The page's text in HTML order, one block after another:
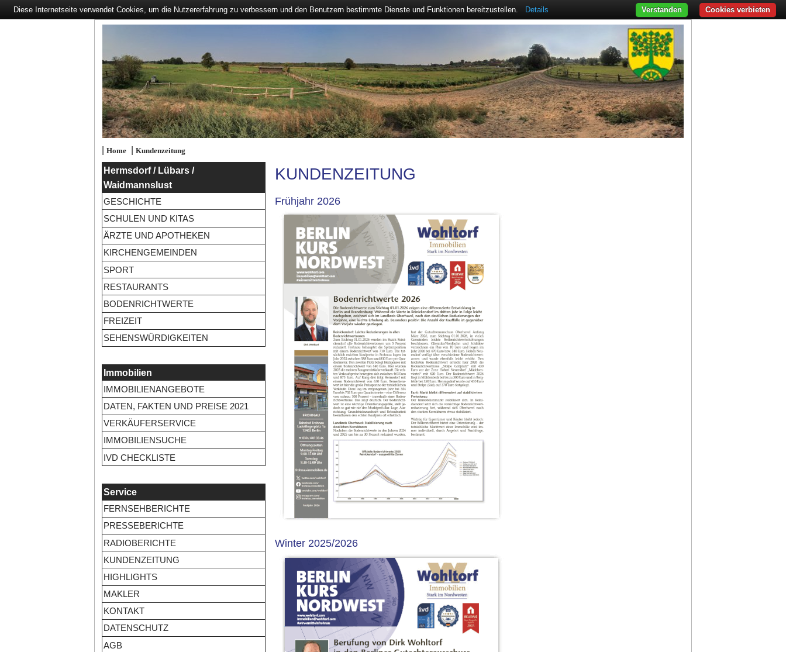
| Home| Kundenzeitung
Hermsdorf / Lübars /
Waidmannslust
GESCHICHTE
SCHULEN UND KITAS
ÄRZTE UND APOTHEKEN
KIRCHENGEMEINDEN
SPORT
RESTAURANTS
BODENRICHTWERTE
FREIZEIT
SEHENSWÜRDIGKEITEN
Immobilien
IMMOBILIENANGEBOTE
DATEN, FAKTEN UND PREISE 2021
VERKÄUFERSERVICE
IMMOBILIENSUCHE
IVD CHECKLISTE
Service
FERNSEHBERICHTE
PRESSEBERICHTE
RADIOBERICHTE
KUNDENZEITUNG
HIGHLIGHTS
MAKLER
KONTAKT
DATENSCHUTZ
AGB
KUNDENZEITUNG
Frühjahr 2026
Winter 2025/2026
Diese Internetseite verwendet Cookies, um die Nutzererfahrung zu verbessern und den Benutzern bestimmte Dienste und Funktionen bereitzustellen. Details Cookies verbieten
Verstanden